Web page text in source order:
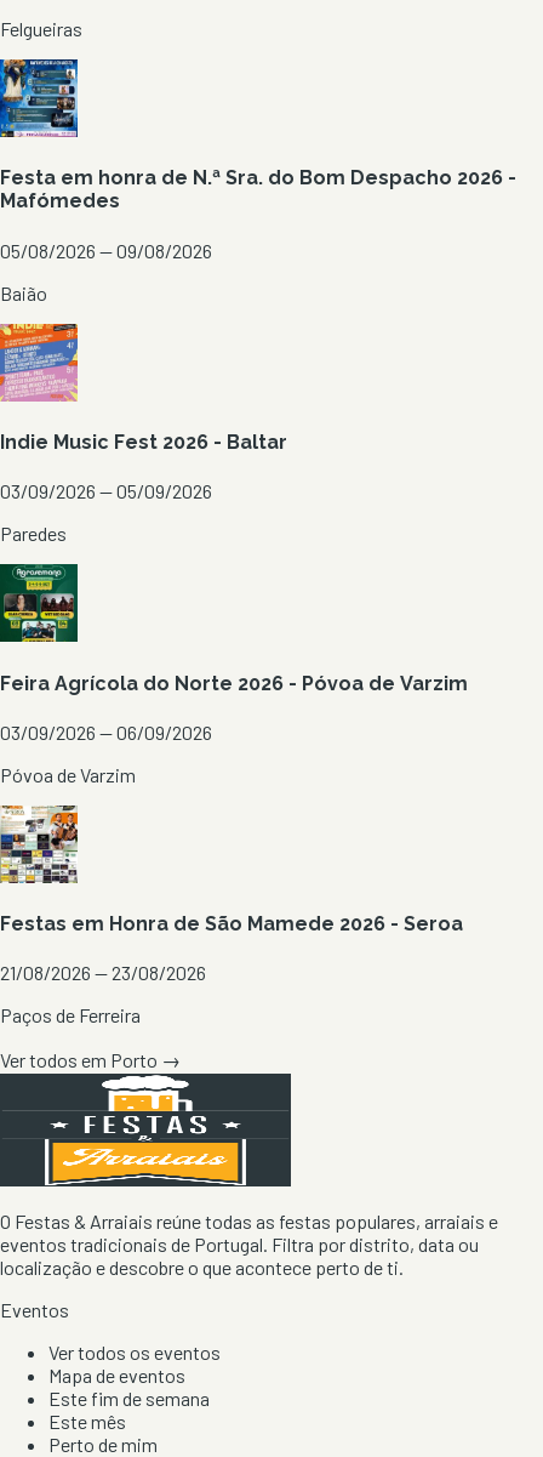
Felgueiras
Festa em honra de N.ª Sra. do Bom Despacho 2026 -
Mafómedes
05/08/2026 — 09/08/2026
Baião
Indie Music Fest 2026 - Baltar
03/09/2026 — 05/09/2026
Paredes
Feira Agrícola do Norte 2026 - Póvoa de Varzim
03/09/2026 — 06/09/2026
Póvoa de Varzim
Festas em Honra de São Mamede 2026 - Seroa
21/08/2026 — 23/08/2026
Paços de Ferreira
Ver todos em Porto →
O Festas & Arraiais reúne todas as festas populares, arraiais e
eventos tradicionais de Portugal. Filtra por distrito, data ou
localização e descobre o que acontece perto de ti.
Eventos
Ver todos os eventos
Mapa de eventos
Este fim de semana
Este mês
Perto de mim